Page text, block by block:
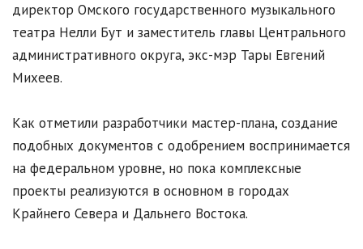
директор Омского государственного музыкального
театра Нелли Бут и заместитель главы Центрального
административного округа, экс-мэр Тары Евгений
Михеев.
Как отметили разработчики мастер-плана, создание
подобных документов с одобрением воспринимается
на федеральном уровне, но пока комплексные
проекты реализуются в основном в городах
Крайнего Севера и Дальнего Востока.